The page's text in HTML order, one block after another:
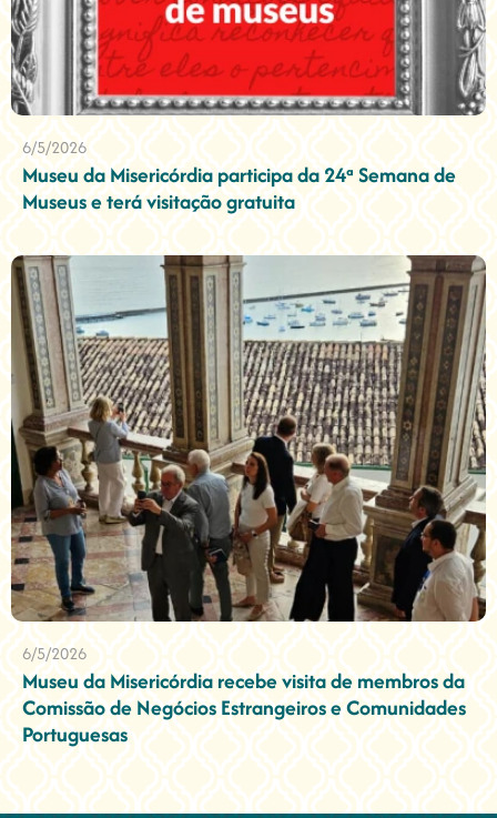
6/5/2026
Museu da Misericórdia participa da 24ª Semana de
Museus e terá visitação gratuita
6/5/2026
Museu da Misericórdia recebe visita de membros da
Comissão de Negócios Estrangeiros e Comunidades
Portuguesas